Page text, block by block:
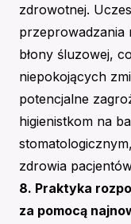
zdrowotnej.
przeprowadzania
błony śluzowej,
niepokojących
potencjalne
higienistkom na
zdrowia
8. Praktyka
za pomocą